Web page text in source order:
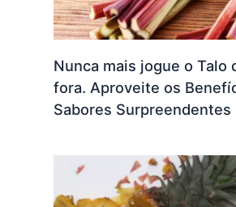
Nunca mais jogue o Talo
fora. Aproveite os
Sabores Surpreendentes